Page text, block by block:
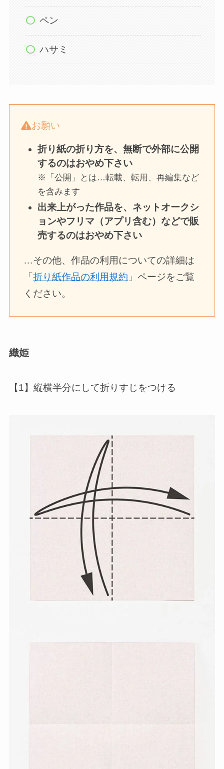
ペン
ハサミ
お願い
折り紙の折り方を、無断で外部に公開
するのはおやめ下さい
※「公開」とは…転載、転用、再編集など
を含みます
出来上がった作品を、ネットオークシ
ョンやフリマ（アプリ含む）などで販
売するのはおやめ下さい
…その他、作品の利用についての詳細は
「折り紙作品の利用規約 」ページをご覧
ください。
織姫
【1】縦横半分にして折りすじをつける